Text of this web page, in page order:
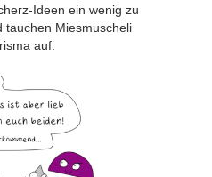
Ideen ein wenig zu
tauchen Miesmuscheli
auf.